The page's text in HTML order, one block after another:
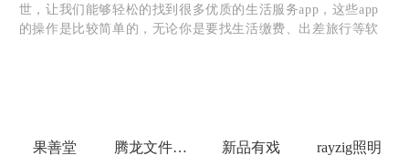
世，让我们能够轻松的找到很多优质的生活服务app，这些app
的操作是比较简单的，无论你是要找生活缴费、出差旅行等软
果善堂 腾龙文件管家 新品有戏 rayzig照明